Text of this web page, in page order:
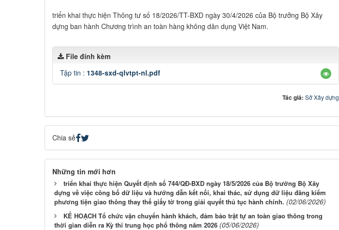
triển khai thực hiện Thông tư số 18/2026/TT-BXD ngày 30/4/2026 của Bộ trưởng Bộ Xây
dựng ban hành Chương trình an toàn hàng không dân dụng Việt Nam.
File đính kèm
Tập tin : 1348-sxd-qlvtpt-nl.pdf
Tác giả: Sở Xây dựng
Chia sẻ
Những tin mới hơn
triển khai thực hiện Quyết định số 744/QĐ-BXD ngày 18/5/2026 của Bộ trưởng Bộ Xây
dựng về việc công bố dữ liệu và hướng dẫn kết nối, khai thác, sử dụng dữ liệu đăng kiểm
phương tiện giao thông thay thế giấy tờ trong giải quyết thủ tục hành chính. (02/06/2026)
KẾ HOẠCH Tổ chức vận chuyển hành khách, đảm bảo trật tự an toàn giao thông trong
thời gian diễn ra Kỳ thi trung học phổ thông năm 2026 (05/06/2026)